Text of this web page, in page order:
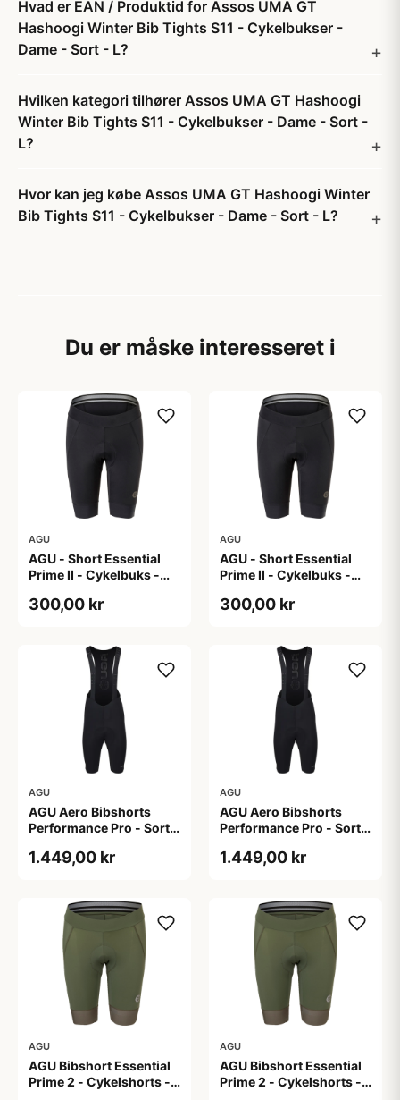
Hvad er EAN / Produktid for Assos UMA GT
Hashoogi Winter Bib Tights S11 - Cykelbukser -
Dame - Sort - L?
Hvilken kategori tilhører Assos UMA GT Hashoogi
Winter Bib Tights S11 - Cykelbukser - Dame - Sort -
L?
Hvor kan jeg købe Assos UMA GT Hashoogi Winter
Bib Tights S11 - Cykelbukser - Dame - Sort - L?
Du er måske interesseret i
AGU
AGU - Short Essential
Prime II - Cykelbuks -
300,00 kr
AGU
AGU - Short Essential
Prime II - Cykelbuks -
300,00 kr
AGU
AGU Aero Bibshorts
Performance Pro - Sort -
1.449,00 kr
AGU
AGU Aero Bibshorts
Performance Pro - Sort -
1.449,00 kr
AGU
AGU Bibshort Essential
Prime 2 - Cykelshorts -
AGU
AGU Bibshort Essential
Prime 2 - Cykelshorts -